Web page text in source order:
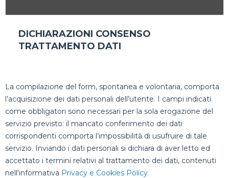
DICHIARAZIONI CONSENSO
TRATTAMENTO DATI
La compilazione del form, spontanea e volontaria, comporta
l’acquisizione dei dati personali dell’utente. I campi indicati
come obbligatori sono necessari per la sola erogazione del
servizio previsto: il mancato conferimento dei dati
corrispondenti comporta l’impossibilità di usufruire di tale
servizio. Inviando i dati personali si dichiara di aver letto ed
accettato i termini relativi al trattamento dei dati, contenuti
nell'informativa Privacy e Cookies Policy